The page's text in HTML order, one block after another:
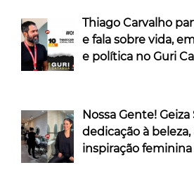
Thiago Carvalho
e fala sobre vida,
e política no Guri
Nossa Gente! Geiza
dedicação à
inspiração feminina